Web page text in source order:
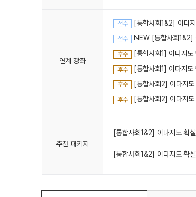
연계 강좌
선수 [통합사회1&2] 이다
선수 NEW [통합사회1&2]
후수 [통합사회1] 이다지
후수 [통합사회1] 이다지
후수 [통합사회2] 이다지
후수 [통합사회2] 이다지
추천 패키지
[통합사회1&2] 이다지도 확
[통합사회1&2] 이다지도 확